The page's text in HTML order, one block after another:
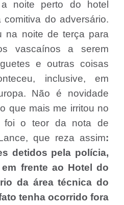
noite perto do hotel
do adversário.
na noite de terça para
vascaínos a serem
e outras coisas
inclusive, em
Não é novidade
que mais me irritou no
foi o teor da nota de
que reza assim:
detidos pela polícia,
frente ao Hotel do
da área técnica do
tenha ocorrido fora